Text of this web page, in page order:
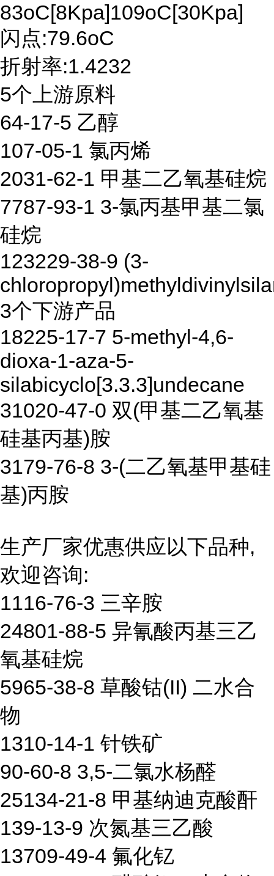
83oC[8Kpa]109oC[30Kpa]
闪点:79.6oC
折射率:1.4232
5个上游原料
64-17-5 乙醇
107-05-1 氯丙烯
2031-62-1 甲基二乙氧基硅烷
7787-93-1 3-氯丙基甲基二氯
硅烷
123229-38-9 (3-
3个下游产品
18225-17-7 5-methyl-4,6-
dioxa-1-aza-5-
silabicyclo[3.3.3]undecane
31020-47-0 双(甲基二乙氧基
硅基丙基)胺
3179-76-8 3-(二乙氧基甲基硅
基)丙胺
生产厂家优惠供应以下品种,
欢迎咨询:
1116-76-3 三辛胺
24801-88-5 异氰酸丙基三乙
氧基硅烷
5965-38-8 草酸钴(II) 二水合
物
1310-14-1 针铁矿
90-60-8 3,5-二氯水杨醛
25134-21-8 甲基纳迪克酸酐
139-13-9 次氮基三乙酸
13709-49-4 氟化钇